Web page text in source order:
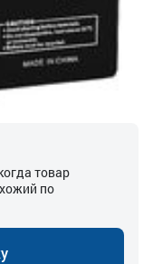
товар
по